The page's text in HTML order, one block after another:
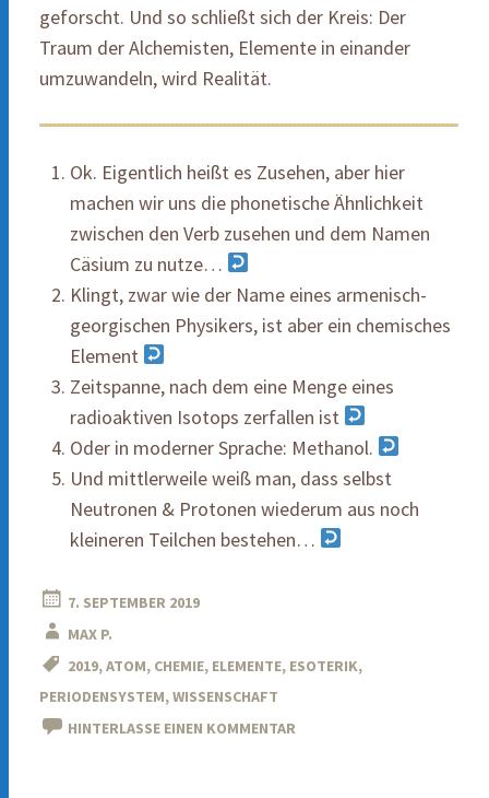
geforscht. Und so schließt sich der Kreis: Der
Traum der Alchemisten, Elemente in einander
umzuwandeln, wird Realität.
Ok. Eigentlich heißt es Zusehen, aber hier
machen wir uns die phonetische Ähnlichkeit
zwischen den Verb zusehen und dem Namen
Cäsium zu nutze…
Klingt, zwar wie der Name eines armenisch-
georgischen Physikers, ist aber ein chemisches
Element
Zeitspanne, nach dem eine Menge eines
radioaktiven Isotops zerfallen ist
Oder in moderner Sprache: Methanol.
Und mittlerweile weiß man, dass selbst
Neutronen & Protonen wiederum aus noch
kleineren Teilchen bestehen…
7. SEPTEMBER 2019
MAX P.
2019,ATOM, CHEMIE, ELEMENTE, ESOTERIK,
PERIODENSYSTEM,WISSENSCHAFT
HINTERLASSE EINEN KOMMENTAR